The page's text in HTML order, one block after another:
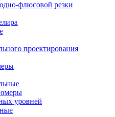
флюсовой резки
проектирования
уровней